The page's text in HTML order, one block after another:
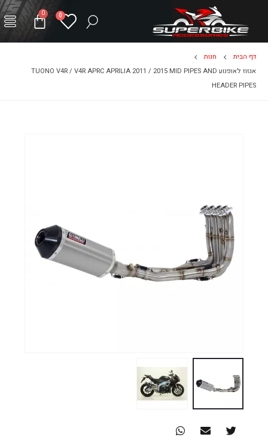
0
0
דף הבית
חנות
אגזוז לאופנוע TUONO V4R / V4R APRC APRILIA 2011 / 2015 MID PIPES AND
HEADER PIPES